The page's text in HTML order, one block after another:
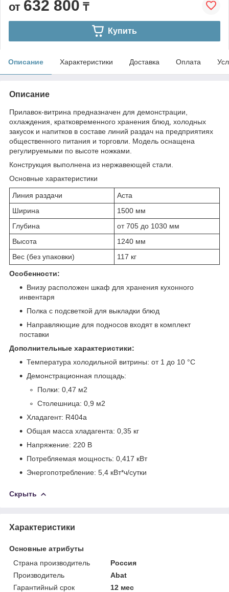
от 632 800 ₸
Купить
Описание Характеристики Доставка Оплата
Описание
Прилавок-витрина предназначен для демонстрации,
охлаждения, кратковременного хранения блюд, холодных
закусок и напитков в составе линий раздач на предприятиях
общественного питания и торговли. Модель оснащена
регулируемыми по высоте ножками.
Конструкция выполнена из нержавеющей стали.
Основные характеристики
Линия раздачи
Аста
Ширина
1500 мм
Глубина
от 705 до 1030 мм
Высота
1240 мм
Вес (без упаковки)
117 кг
Особенности:
Внизу расположен шкаф для хранения кухонного
инвентаря
Полка с подсветкой для выкладки блюд
Направляющие для подносов входят в комплект
поставки
Дополнительные характеристики:
Температура холодильной витрины: от 1 до 10 °С
Демонстрационная площадь:
Полки: 0,47 м2
Столешница: 0,9 м2
Хладагент: R404a
Общая масса хладагента: 0,35 кг
Напряжение: 220 В
Потребляемая мощность: 0,417 кВт
Энергопотребление: 5,4 кВт*ч/сутки
Скрыть
Характеристики
Основные атрибуты
Страна производитель
Россия
Производитель
Abat
Гарантийный срок
12 мес